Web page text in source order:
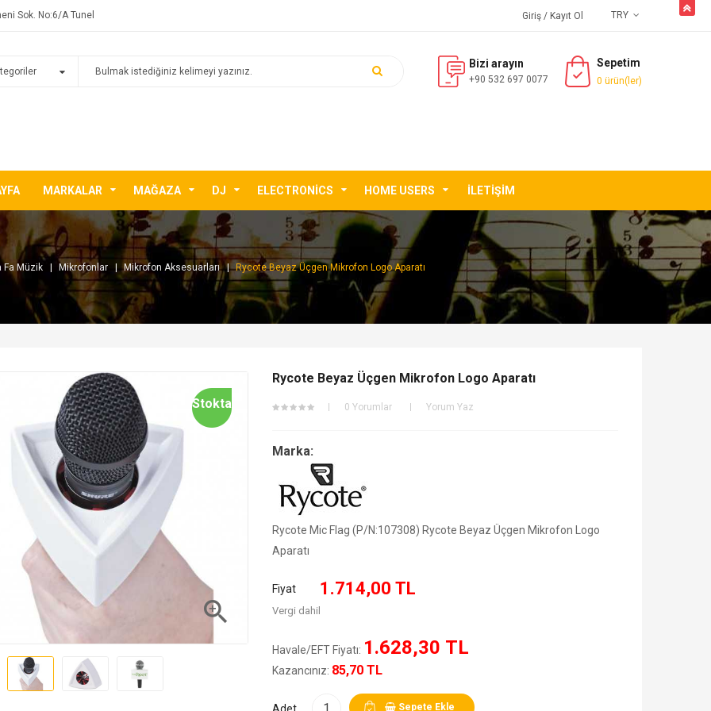
Sok. No:6/A Tunel TRY
Giriş / Kayıt Ol
Bizi arayın
+90 532 697 0077
Sepetim
0 ürün(ler)
MARKALAR MAĞAZA DJ ELECTRONICS HOME USERS İLETIŞIM
Fa Müzik Mikrofonlar Mikrofon Aksesuarları Rycote Beyaz Üçgen Mikrofon Logo Aparatı

Stokta
Rycote Beyaz Üçgen Mikrofon Logo Aparatı
0 Yorumlar Yorum Yaz
Marka:
Rycote Mic Flag (P/N:107308) Rycote Beyaz Üçgen Mikrofon Logo
Aparatı
Fiyat 1.714,00 TL
Vergi dahil
Havale/EFT Fiyatı: 1.628,30 TL
Kazancınız: 85,70 TL
Sepete Ekle